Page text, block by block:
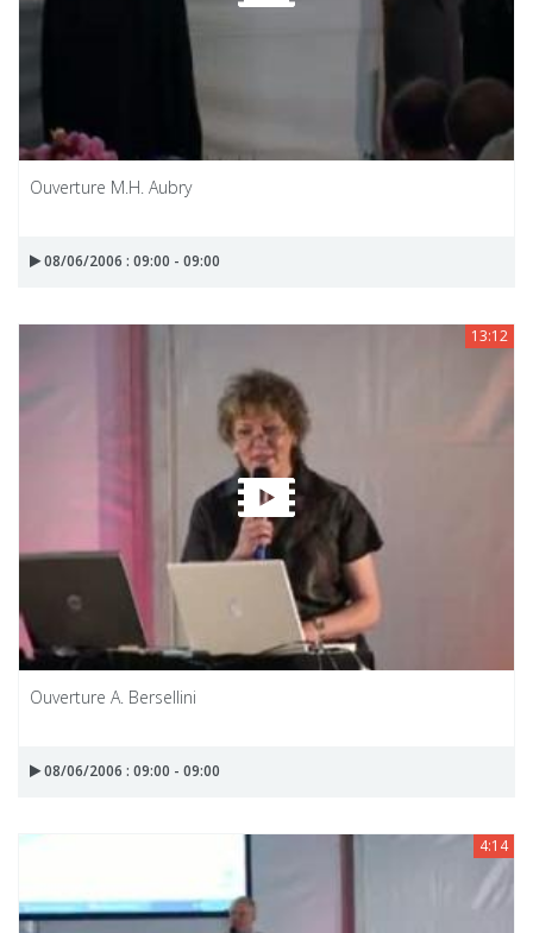
Ouverture M.H. Aubry
08/06/2006 : 09:00 - 09:00
13:12
Ouverture A. Bersellini
08/06/2006 : 09:00 - 09:00
4:14